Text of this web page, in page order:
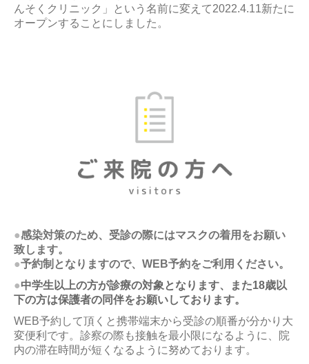
んそくクリニック」という名前に変えて2022.4.11新たに
オープンすることにしました。
●感染対策のため、受診の際にはマスクの着用をお願い
致します。
●予約制となりますので、WEB予約をご利用ください。
●中学生以上の方が診療の対象となります、また18歳以
下の方は保護者の同伴をお願いしております。
WEB予約して頂くと携帯端末から受診の順番が分かり大
変便利です。診察の際も接触を最小限になるように、院
内の滞在時間が短くなるように努めております。